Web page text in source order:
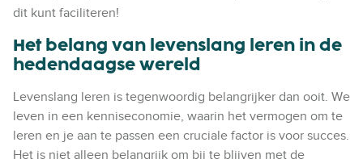
dit kunt faciliteren!
Het belang van levenslang leren in de
hedendaagse wereld
Levenslang leren is tegenwoordig belangrijker dan ooit. We
leven in een kenniseconomie, waarin het vermogen om te
leren en je aan te passen een cruciale factor is voor succes.
Het is niet alleen belangrijk om bij te blijven met de